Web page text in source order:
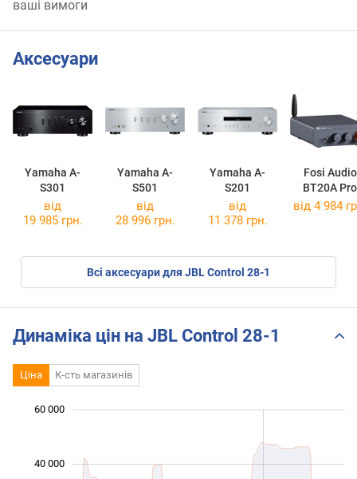
ваші вимоги
Аксесуари
Yamaha A-
S301
Yamaha A-
S501
Yamaha A-
S201
Fosi Audio
BT20A Pro
від
19 985 грн.
від
28 996 грн.
від
11 378 грн.
від 4 984
Всі аксесуари для JBL Control 28-1
Динаміка цін на JBL Control 28-1
Ціна К-сть магазинів
40 000
60 000